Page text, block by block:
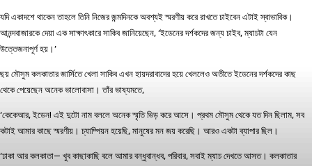
যদি একাদশে থাকেন তাহলে তিনি নিজের জন্মদিনকে অবশ্যই স্মরণীয় করে রাখতে চাইবেন এটাই স্বাভাবিক।
আনন্দবাজারকে দেয়া এক সাক্ষাৎকারে সাকিব জানিয়েছেন, ‘ইডেনের দর্শকদের জন্য চাইব, ম্যাচটা যেন
উত্তেজনাপূর্ণ হয়।’
ছয় মৌসুম কলকাতার জার্সিতে খেলা সাকিব এখন হায়দরাবাদের হয়ে খেললেও অতীতে ইডেনের দর্শকদের কাছ
থেকে পেয়েছেন অনেক ভালোবাসা। তাঁর ভাষ্যমতে,
‘কেকেআর, ইডেন! এই দুটো নাম বললে অনেক স্মৃতি ভিড় করে আসে। প্রথম মৌসুম থেকে যত দিন ছিলাম, সব
কটাই আমার কাছে স্মরণীয়। চ্যাম্পিয়ন হয়েছি, মানুষের মন জয় করেছি। আরও একটা ব্যাপার ছিল।
‘ঢাকা আর কলকাতা— খুব কাছাকাছি বলে আমার বন্ধুবান্ধব, পরিবার, সবাই ম্যাচ দেখতে আসত। কলকাতার